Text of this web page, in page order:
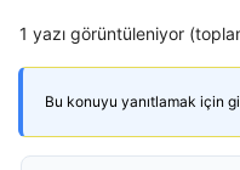
1 yazı görüntüleniyor
Bu konuyu yanıtlamak için